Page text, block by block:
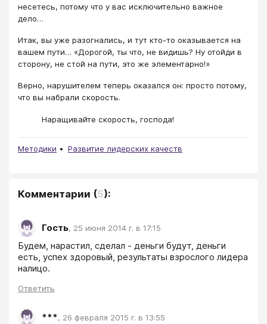
несетесь, потому что у вас исключительно важное
дело…
Итак, вы уже разогнались, и тут кто-то оказывается на
вашем пути… «Дорогой, ты что, не видишь? Ну отойди в
сторону, не стой на пути, это же элементарно!»
Верно, нарушителем теперь оказался он: просто потому,
что вы набрали скорость.
Наращивайте скорость, господа!
Методики Развитие лидерских качеств
Комментарии (5):
Гость, 25 июня 2014 г. в 17:15
Будем, нарастил, сделал - деньги будут, деньги
есть, успех здоровый, результаты взрослого лидера
налицо.
Ответить
***, 26 февраля 2015 г. в 13:55